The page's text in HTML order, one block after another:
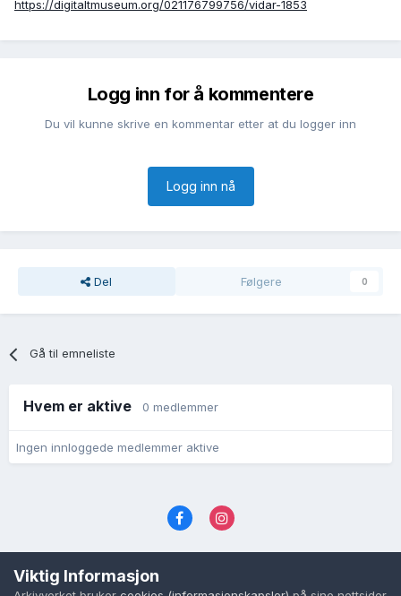
https://digitaltmuseum.org/021176799756/vidar-1853
Logg inn for å kommentere
Du vil kunne skrive en kommentar etter at du logger inn
Logg inn nå
Del Følgere 0
Gå til emneliste
Hvem er aktive 0 medlemmer
Ingen innloggede medlemmer aktive
Cookies (informasjonskapsler)
Viktig Informasjon